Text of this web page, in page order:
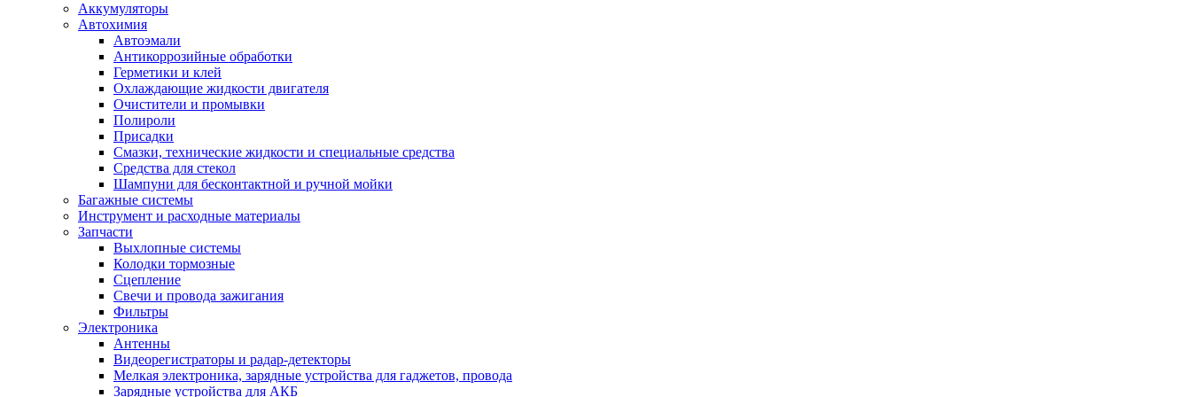
Аккумуляторы
Автохимия
Автоэмали
Антикоррозийные обработки
Герметики и клей
Охлаждающие жидкости двигателя
Очистители и промывки
Полироли
Присадки
Смазки, технические жидкости и специальные средства
Средства для стекол
Шампуни для бесконтактной и ручной мойки
Багажные системы
Инструмент и расходные материалы
Запчасти
Выхлопные системы
Колодки тормозные
Сцепление
Свечи и провода зажигания
Фильтры
Электроника
Антенны
Видеорегистраторы и радар-детекторы
Мелкая электроника, зарядные устройства для гаджетов, провода
Зарядные устройства для АКБ